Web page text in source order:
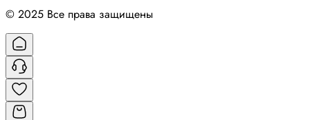
© 2025 Все права защищены